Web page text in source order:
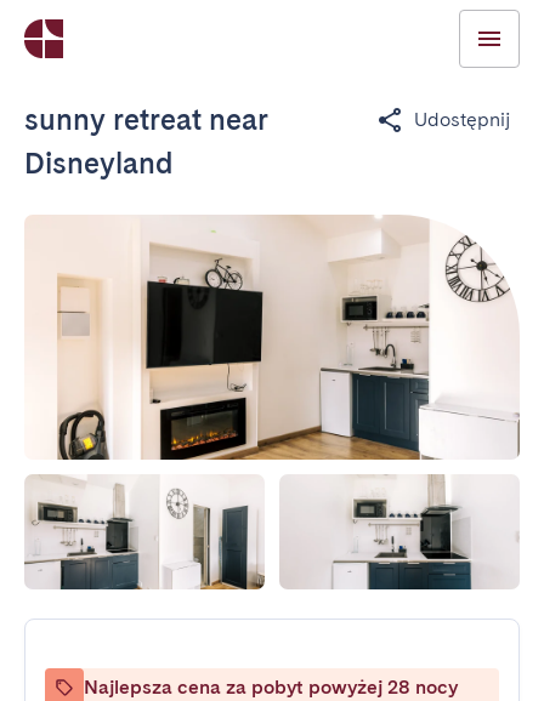
sunny retreat near
Disneyland
Udostępnij
Najlepsza cena za pobyt powyżej 28 nocy